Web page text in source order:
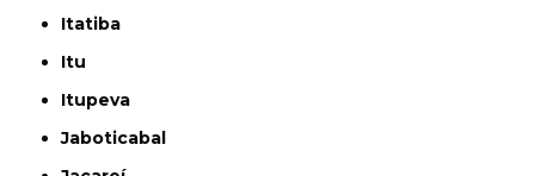
Itatiba
Itu
Itupeva
Jaboticabal